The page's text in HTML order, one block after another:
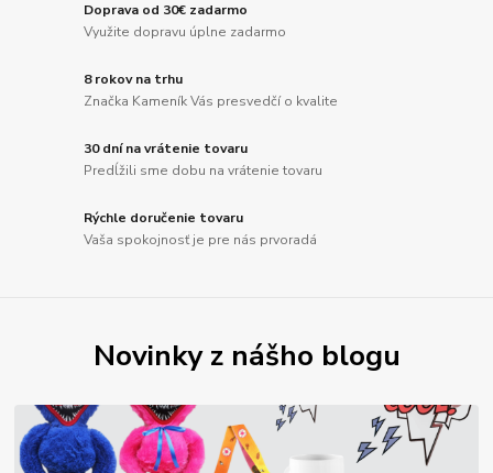
Doprava od 30€ zadarmo
Využite dopravu úplne zadarmo
8 rokov na trhu
Značka Kameník Vás presvedčí o kvalite
30 dní na vrátenie tovaru
Predĺžili sme dobu na vrátenie tovaru
Rýchle doručenie tovaru
Vaša spokojnosť je pre nás prvoradá
Novinky z nášho blogu